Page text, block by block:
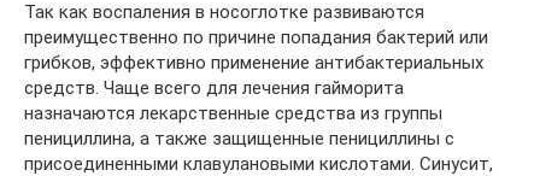
Так как воспаления в носоглотке развиваются
преимущественно по причине попадания бактерий или
грибков, эффективно применение антибактериальных
средств. Чаще всего для лечения гайморита
назначаются лекарственные средства из группы
пенициллина, а также защищенные пенициллины с
присоединенными клавулановыми кислотами. Синусит,